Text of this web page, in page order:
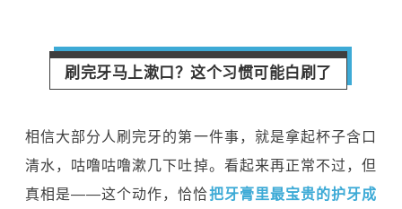
刷完牙马上漱口？这个习惯可能白刷了
相信大部分人刷完牙的第一件事，就是拿起杯子含口
清水，咕噜咕噜漱几下吐掉。看起来再正常不过，但
真相是——这个动作，恰恰把牙膏里最宝贵的护牙成